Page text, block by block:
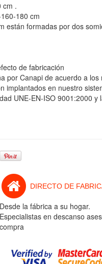
cm .
180 cm
están formadas por dos
de fabricación
por Canapi de acuerdo a
implantados en nuestro
UNE-EN-ISO 9001:2000 y
DIRECTO DE
Desde la fábrica a su hogar.
Especialistas en descanso
compra